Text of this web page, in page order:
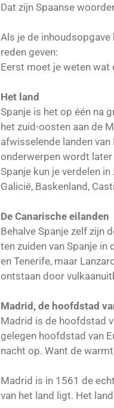
Dat zijn Spaanse
Als je de
reden geven:
Eerst moet je weten wat
Het land
Spanje is het op één na
het zuid-oosten aan de
afwisselende landen
onderwerpen wordt
Spanje kun je verdelen in
Galicië, Baskenland,
De Canarische eilanden
Behalve Spanje zelf zijn
ten zuiden van Spanje in
en Tenerife, maar
ontstaan door
Madrid, de hoofdstad
Madrid is de hoofdstad
gelegen hoofdstad van
nacht op. Want de
Madrid is in 1561 de
van het land ligt. Het